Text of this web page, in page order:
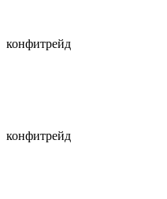
конфитрейд
конфитрейд